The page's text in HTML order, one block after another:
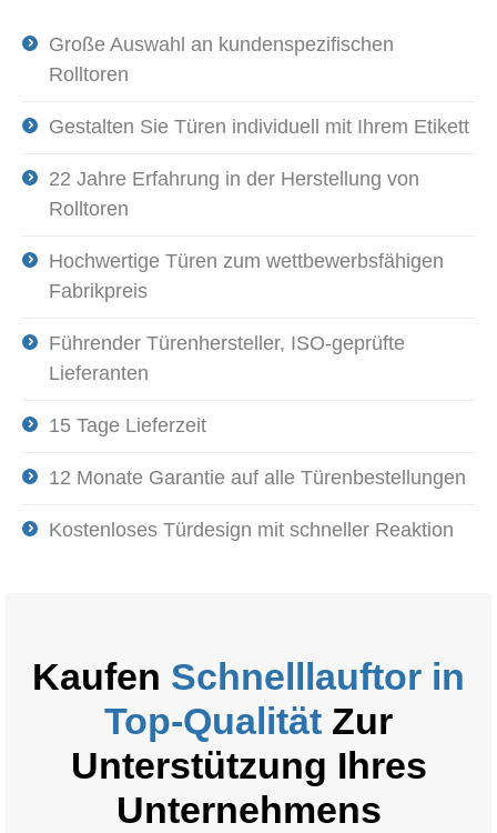
Große Auswahl an kundenspezifischen
Rolltoren
Gestalten Sie Türen individuell mit Ihrem Etikett
22 Jahre Erfahrung in der Herstellung von
Rolltoren
Hochwertige Türen zum wettbewerbsfähigen
Fabrikpreis
Führender Türenhersteller, ISO-geprüfte
Lieferanten
15 Tage Lieferzeit
12 Monate Garantie auf alle Türenbestellungen
Kostenloses Türdesign mit schneller Reaktion
Kaufen Schnelllauftor in
Top-Qualität Zur
Unterstützung Ihres
Unternehmens